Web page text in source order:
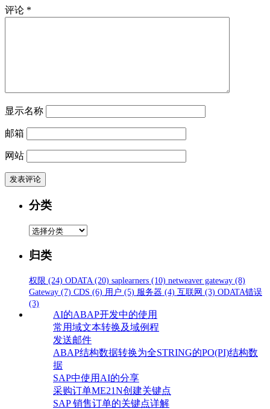
评论 *
显示名称
邮箱
网站
分类
分
归类
权限 (24) ODATA (20) saplearners (10) netweaver gateway (8)
Gateway (7) CDS (6) 用户 (5) 服务器 (4) 互联网 (3) ODATA错误
(3)
AI的ABAP开发中的使用
常用域文本转换及域例程
发送邮件
ABAP结构数据转换为全STRING的PO(PI)结构数
据
SAP中使用AI的分享
采购订单ME21N创建关键点
SAP 销售订单的关键点详解